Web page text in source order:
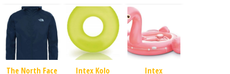
The North Face
Intex Kolo
Intex